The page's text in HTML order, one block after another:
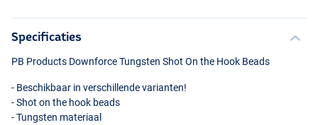
Specificaties
PB Products Downforce Tungsten Shot On the Hook Beads
- Beschikbaar in verschillende varianten!
- Shot on the hook beads
- Tungsten materiaal